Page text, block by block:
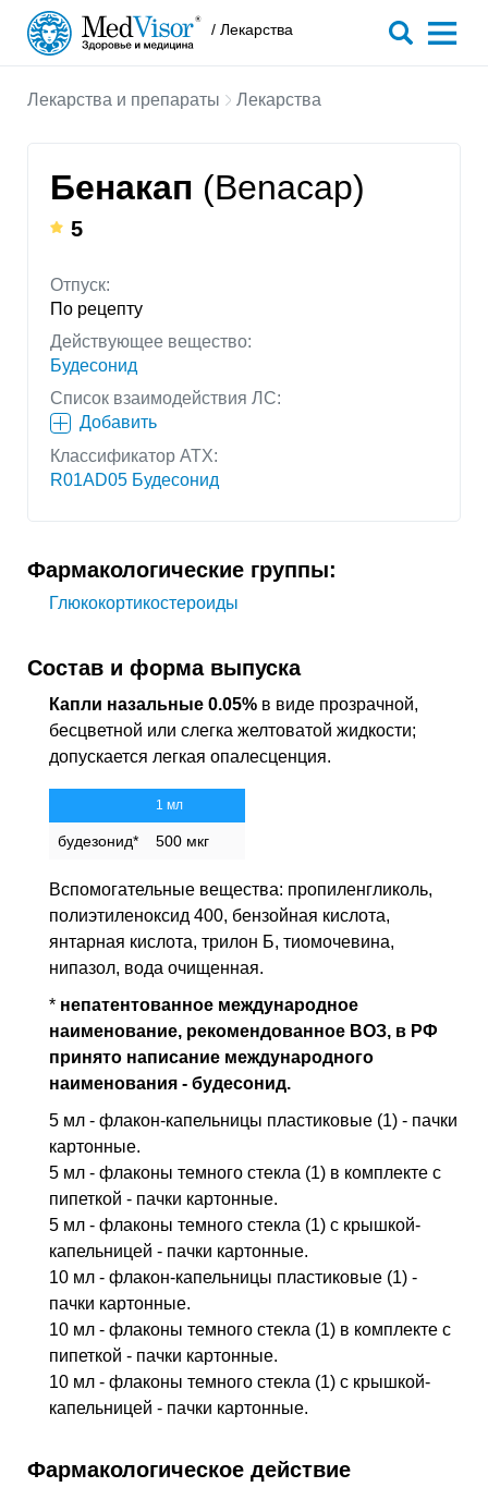
/ Лекарства
Лекарства и препараты Лекарства
Бенакап (Benacap)
5
Отпуск:
По рецепту
Действующее вещество:
Будесонид
Список взаимодействия ЛС:
Добавить
Классификатор АТХ:
R01AD05 Будесонид
Фармакологические группы:
Глюкокортикостероиды
Состав и форма выпуска
Капли назальные 0.05% в виде прозрачной,
бесцветной или слегка желтоватой жидкости;
допускается легкая опалесценция.
1 мл
будезонид* 500 мкг
Вспомогательные вещества: пропиленгликоль,
полиэтиленоксид 400, бензойная кислота,
янтарная кислота, трилон Б, тиомочевина,
нипазол, вода очищенная.
* непатентованное международное
наименование, рекомендованное ВОЗ, в РФ
принято написание международного
наименования - будесонид.
5 мл - флакон-капельницы пластиковые (1) - пачки
картонные.
5 мл - флаконы темного стекла (1) в комплекте с
пипеткой - пачки картонные.
5 мл - флаконы темного стекла (1) с крышкой-
капельницей - пачки картонные.
10 мл - флакон-капельницы пластиковые (1) -
пачки картонные.
10 мл - флаконы темного стекла (1) в комплекте с
пипеткой - пачки картонные.
10 мл - флаконы темного стекла (1) с крышкой-
капельницей - пачки картонные.
Фармакологическое действие